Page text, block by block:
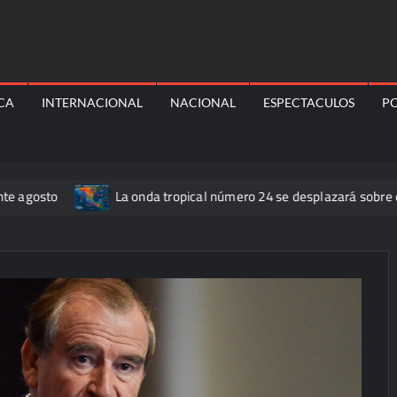
INTERNACIONAL NACIONAL ESPECTACULOS
La onda tropical número 24 se desplazará sobre el sur